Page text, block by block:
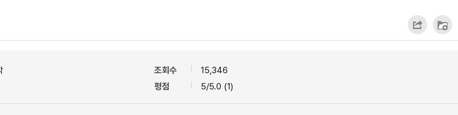
조회수
15,346
평점
5/5.0 (1)